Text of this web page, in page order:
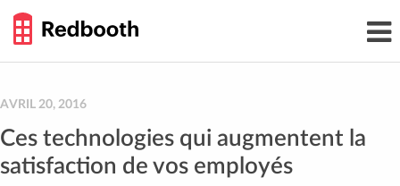
content
GUIDE
AVRIL 20, 2016
Ces technologies qui augmentent la
satisfaction de vos employés